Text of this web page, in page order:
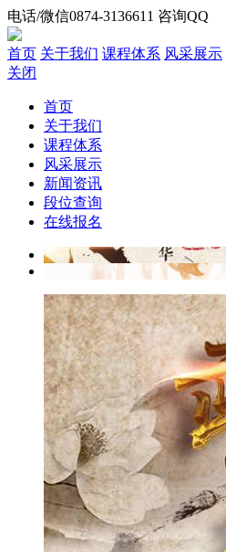
电话/微信0874-3136611 咨询QQ
首页 关于我们 课程体系 风采展示
关闭
首页
关于我们
课程体系
风采展示
新闻资讯
段位查询
在线报名